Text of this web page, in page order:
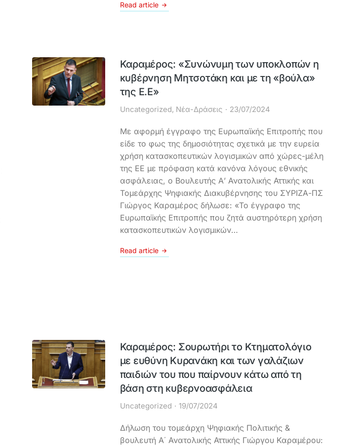
Read article
Καραμέρος: «Συνώνυμη των υποκλοπών η
κυβέρνηση Μητσοτάκη και με τη «βούλα»
της Ε.Ε»
Uncategorized, Νέα-Δράσεις 23/07/2024
Με αφορμή έγγραφο της Ευρωπαϊκής Επιτροπής που
είδε το φως της δημοσιότητας σχετικά με την ευρεία
χρήση κατασκοπευτικών λογισμικών από χώρες-μέλη
της ΕΕ με πρόφαση κατά κανόνα λόγους εθνικής
ασφάλειας, ο Βουλευτής Α’ Ανατολικής Αττικής και
Τομεάρχης Ψηφιακής Διακυβέρνησης του ΣΥΡΙΖΑ-ΠΣ
Γιώργος Καραμέρος δήλωσε: «Το έγγραφο της
Ευρωπαϊκής Επιτροπής που ζητά αυστηρότερη χρήση
κατασκοπευτικών λογισμικών…
Read article
Καραμέρος: Σουρωτήρι το Κτηματολόγιο
με ευθύνη Κυρανάκη και των γαλάζιων
παιδιών του που παίρνουν κάτω από τη
βάση στη κυβερνοασφάλεια
Uncategorized 19/07/2024
Δήλωση του τομεάρχη Ψηφιακής Πολιτικής &
βουλευτή Α΄ Ανατολικής Αττικής Γιώργου Καραμέρου: